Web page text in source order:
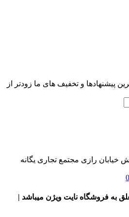
پیشنهادها و تخفیف های ما زودتر از
خیابان رازی مجتمع تجاری یگانه
به فروشگاه نایت ویژن میباشد |